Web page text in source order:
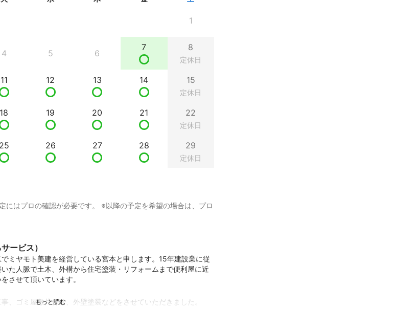
1
4 5 6
7 8
定休日
11 12 13 14 15
定休日
18 19 20 21 22
定休日
25 26 27 28 29
定休日
にはプロの確認が必要です。 ※以降の予定を希望の場合は、プロ
ービス）
ミヤモト美建を経営している宮本と申します。15年建設業に従
た人脈で土木、外構から住宅塗装・リフォームまで便利屋に近
させて頂いています。
、ゴミ屋敷片付け、外壁塗装などをさせていただきました。
てくれる仲間の手助けを借りています。それぞれが得意分野を